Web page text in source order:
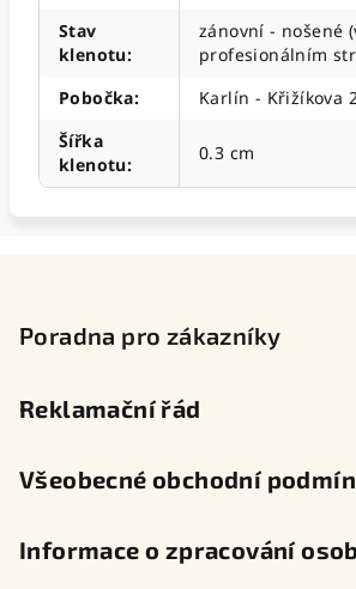
Stav
klenotu:
zánovní - nošené
profesionálním
Pobočka:
Karlín - Křižíkova
Šířka
klenotu:
0.3 cm
Poradna pro zákazníky
Reklamační řád
Všeobecné obchodní
Informace o zpracování